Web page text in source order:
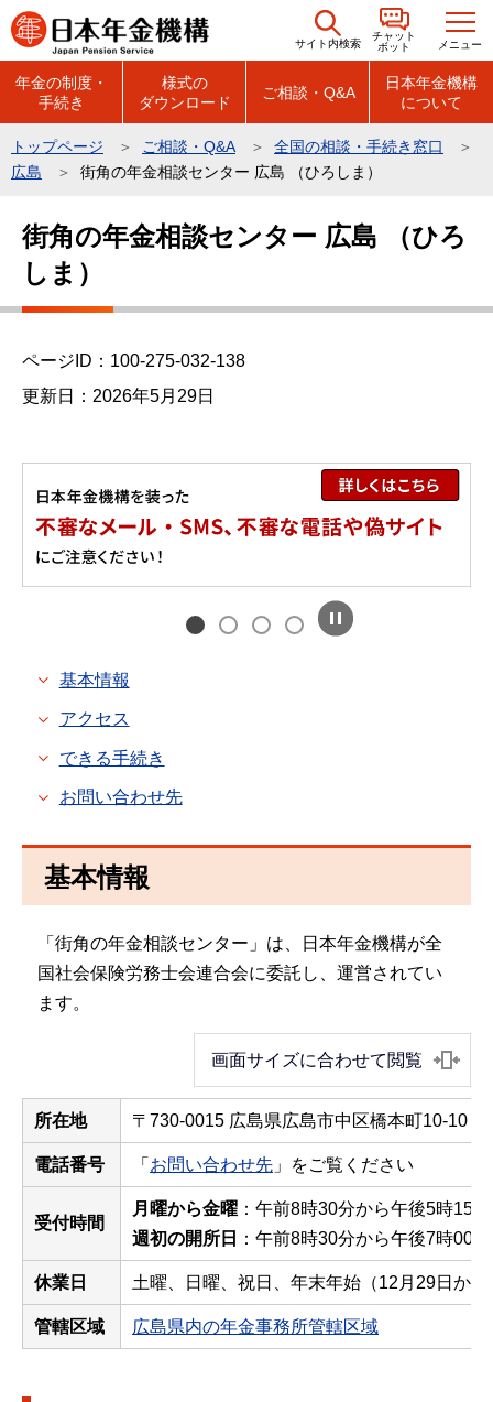
こ
の
の
サイト内検索
チャット
ボット
メニュー
年金の制度・
手続き
様式の
ダウンロード
ご相談・Q&A
日本年金機構
について
トップページ ご相談・Q&A
全国の相談・手続き窓口
広島
街角の年金相談センター 広島 （ひろしま）
街角の年金相談センター 広島 （ひろ
しま）
ページID：100-275-032-138
更新日：2026年5月29日
基本情報
アクセス
できる手続き
お問い合わせ先
基本情報
「街角の年金相談センター」は、日本年金機構が全
国社会保険労務士会連合会に委託し、運営されてい
ます。
画面サイズに合わせて閲覧
所在地 〒730-0015 広島県広島市中区橋本町10-10
電話番号 「 お問い合わせ先 」をご覧ください
受付時間
月曜から金曜 ：午前8時30分から午後5時15
週初の開所日
：午前8時30分から午後7時00
休業日 土曜、日曜、祝日、年末年始（12月29日か
管轄区域 広島県内の年金事務所管轄区域